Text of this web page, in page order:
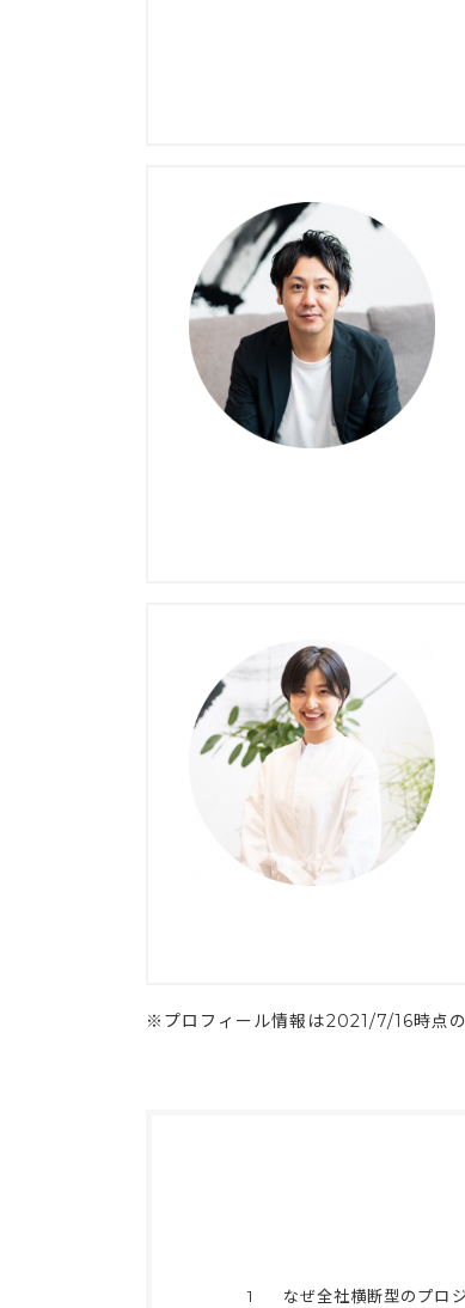
※プロフィール情報は2021/7/16時点の
1
なぜ全社横断型のプロ